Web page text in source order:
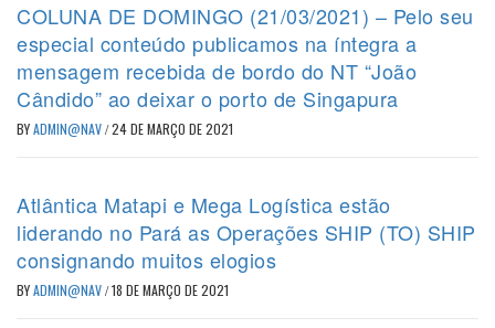
COLUNA DE DOMINGO (21/03/2021) – Pelo seu
especial conteúdo publicamos na íntegra a
mensagem recebida de bordo do NT “João
Cândido” ao deixar o porto de Singapura
BYADMIN@NAV/24 DE MARÇO DE 2021
Atlântica Matapi e Mega Logística estão
liderando no Pará as Operações SHIP (TO) SHIP
consignando muitos elogios
BYADMIN@NAV/18 DE MARÇO DE 2021